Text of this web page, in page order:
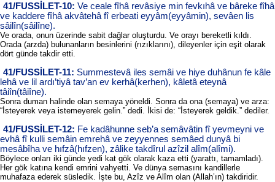
41/FUSSİLET-10: Ve ceale fîhâ revâsiye min fevkıhâ ve bâreke fîhâ
ve kaddere fîhâ akvâtehâ fî erbeati eyyâm(eyyâmin), sevâen lis
sâilîn(sâilîne).
Ve orada, onun üzerinde sabit dağlar oluşturdu. Ve orayı bereketli kıldı.
Orada (arzda) bulunanların besinlerini (rızıklarını), dileyenler için eşit olarak
dört günde takdir etti.
41/FUSSİLET-11: Summestevâ iles semâi ve hiye duhânun fe kâle
lehâ ve lil ardı’tiyâ tav’an ev kerhâ(kerhen), kâletâ eteynâ
tâiîn(tâiîne).
Sonra duman halinde olan semaya yöneldi. Sonra da ona (semaya) ve arza:
“İsteyerek veya istemeyerek gelin.” dedi. İkisi de: “İsteyerek geldik.” dediler.
41/FUSSİLET-12: Fe kadâhunne seb’a semâvâtin fî yevmeyni ve
evhâ fî kulli semâin emrehâ ve zeyyennes semâed dunyâ bi
mesâbîha ve hıfzâ(hıfzen), zâlike takdîrul azîzil alîm(alîmi).
Böylece onları iki günde yedi kat gök olarak kaza etti (yarattı, tamamladı).
Her gök katına kendi emrini vahyetti. Ve dünya semasını kandillerle
muhafaza ederek süsledik. İşte bu, Azîz ve Alîm olan (Allah’ın) takdiridir.